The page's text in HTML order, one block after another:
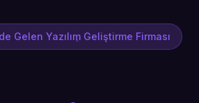
Gelen Yazılım Geliştirme Firması